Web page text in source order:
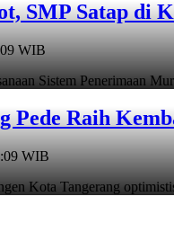
SMP Satap di
WIB
Sistem Penerimaan
Pede Raih
WIB
Kota Tangerang